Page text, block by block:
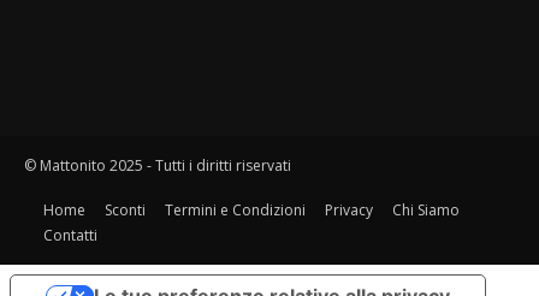
© Mattonito 2025 - Tutti i diritti riservati
Home Sconti Termini e Condizioni Privacy
Chi Siamo
Contatti